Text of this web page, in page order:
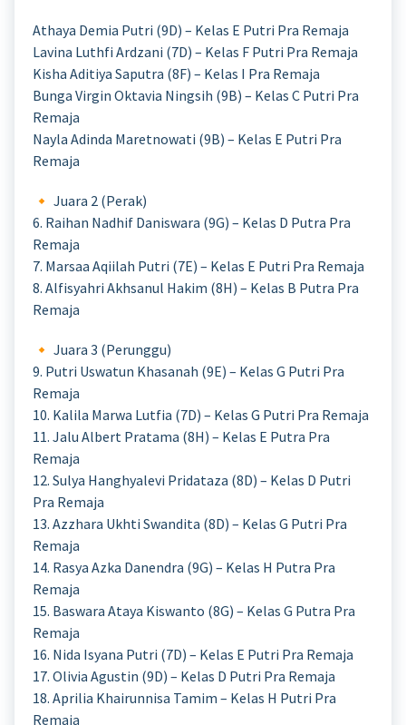
Athaya Demia Putri (9D) – Kelas E Putri Pra Remaja
Lavina Luthfi Ardzani (7D) – Kelas F Putri Pra Remaja
Kisha Aditiya Saputra (8F) – Kelas I Pra Remaja
Bunga Virgin Oktavia Ningsih (9B) – Kelas C Putri Pra
Remaja
Nayla Adinda Maretnowati (9B) – Kelas E Putri Pra
Remaja
🔸 Juara 2 (Perak)
6. Raihan Nadhif Daniswara (9G) – Kelas D Putra Pra
Remaja
7. Marsaa Aqiilah Putri (7E) – Kelas E Putri Pra Remaja
8. Alfisyahri Akhsanul Hakim (8H) – Kelas B Putra Pra
Remaja
🔸 Juara 3 (Perunggu)
9. Putri Uswatun Khasanah (9E) – Kelas G Putri Pra
Remaja
10. Kalila Marwa Lutfia (7D) – Kelas G Putri Pra Remaja
11. Jalu Albert Pratama (8H) – Kelas E Putra Pra
Remaja
12. Sulya Hanghyalevi Pridataza (8D) – Kelas D Putri
Pra Remaja
13. Azzhara Ukhti Swandita (8D) – Kelas G Putri Pra
Remaja
14. Rasya Azka Danendra (9G) – Kelas H Putra Pra
Remaja
15. Baswara Ataya Kiswanto (8G) – Kelas G Putra Pra
Remaja
16. Nida Isyana Putri (7D) – Kelas E Putri Pra Remaja
17. Olivia Agustin (9D) – Kelas D Putri Pra Remaja
18. Aprilia Khairunnisa Tamim – Kelas H Putri Pra
Remaja